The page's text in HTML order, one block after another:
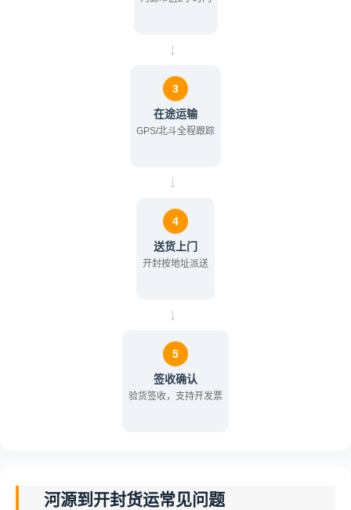
→
3
在途运输
GPS/北斗全程跟踪
→
4
送货上门
开封按地址派送
→
5
签收确认
验货签收，支持开发票
河源到开封货运常见问题